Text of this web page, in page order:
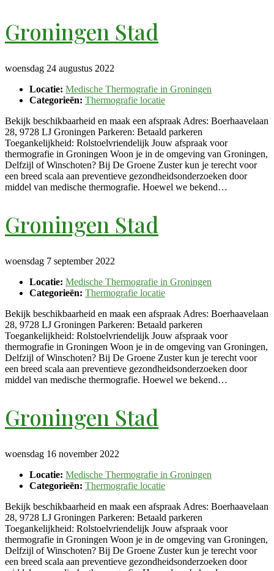
Groningen Stad
woensdag 24 augustus 2022
Locatie: Medische Thermografie in Groningen
Categorieën: Thermografie locatie
Bekijk beschikbaarheid en maak een afspraak Adres: Boerhaavelaan
28, 9728 LJ Groningen Parkeren: Betaald parkeren
Toegankelijkheid: Rolstoelvriendelijk Jouw afspraak voor
thermografie in Groningen Woon je in de omgeving van Groningen,
Delfzijl of Winschoten? Bij De Groene Zuster kun je terecht voor
een breed scala aan preventieve gezondheidsonderzoeken door
middel van medische thermografie. Hoewel we bekend…
Groningen Stad
woensdag 7 september 2022
Locatie: Medische Thermografie in Groningen
Categorieën: Thermografie locatie
Bekijk beschikbaarheid en maak een afspraak Adres: Boerhaavelaan
28, 9728 LJ Groningen Parkeren: Betaald parkeren
Toegankelijkheid: Rolstoelvriendelijk Jouw afspraak voor
thermografie in Groningen Woon je in de omgeving van Groningen,
Delfzijl of Winschoten? Bij De Groene Zuster kun je terecht voor
een breed scala aan preventieve gezondheidsonderzoeken door
middel van medische thermografie. Hoewel we bekend…
Groningen Stad
woensdag 16 november 2022
Locatie: Medische Thermografie in Groningen
Categorieën: Thermografie locatie
Bekijk beschikbaarheid en maak een afspraak Adres: Boerhaavelaan
28, 9728 LJ Groningen Parkeren: Betaald parkeren
Toegankelijkheid: Rolstoelvriendelijk Jouw afspraak voor
thermografie in Groningen Woon je in de omgeving van Groningen,
Delfzijl of Winschoten? Bij De Groene Zuster kun je terecht voor
een breed scala aan preventieve gezondheidsonderzoeken door